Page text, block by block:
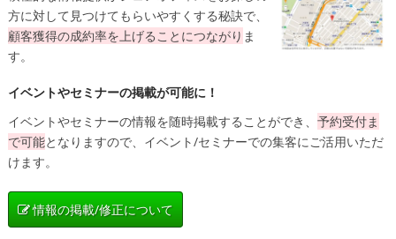
方に対して見つけてもらいやすくする秘訣で、
顧客獲得の成約率を上げることにつながり ま
す。
イベントやセミナーの掲載が可能に！
イベントやセミナーの情報を随時掲載することができ、 予約受付ま
で可能となりますので、イベント/セミナーでの集客にご活用いただ
けます。
情報の掲載/修正について